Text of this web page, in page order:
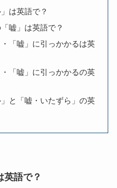
は英語で？
嘘」は英語で？
・「嘘」に引っかかるは英
・「嘘」に引っかかるの英
」と「嘘・いたずら」の英
英語で？